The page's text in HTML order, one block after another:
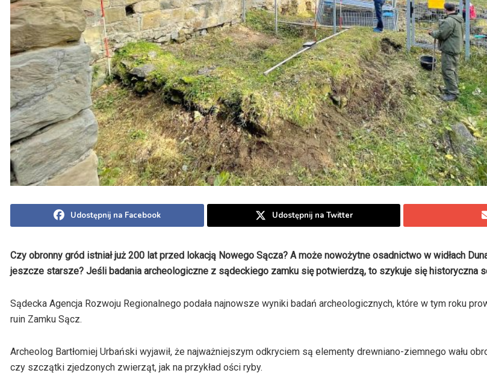
Udostępnij na Facebook Udostępnij na Twitter
Czy obronny gród istniał już 200 lat przed lokacją Nowego Sącza? A może nowożytne osadnictwo w widłach
jeszcze starsze? Jeśli badania archeologiczne z sądeckiego zamku się potwierdzą, to szykuje się historyczna
Sądecka Agencja Rozwoju Regionalnego podała najnowsze wyniki badań archeologicznych, które w tym roku
ruin Zamku Sącz.
Archeolog Bartłomiej Urbański wyjawił, że najważniejszym odkryciem są elementy drewniano-ziemnego wału
czy szczątki zjedzonych zwierząt, jak na przykład ości ryby.